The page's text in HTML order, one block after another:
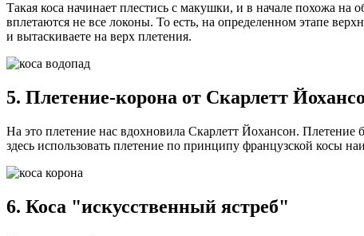
Такая коса начинает плестись с макушки, и в начале похожа
вплетаются не все локоны. То есть, на определенном этапе
и вытаскиваете на верх плетения.
5. Плетение-корона от Скарлетт
На это плетение нас вдохновила Скарлетт Йохансон. Плетение
здесь использовать плетение по принципу французской косы
6. Коса "искусственный ястреб"